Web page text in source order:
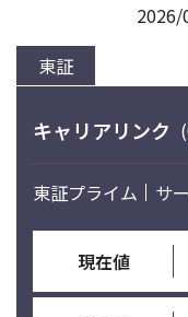
東証
2026/
キャリアリンク
東証プライム サ
現在値